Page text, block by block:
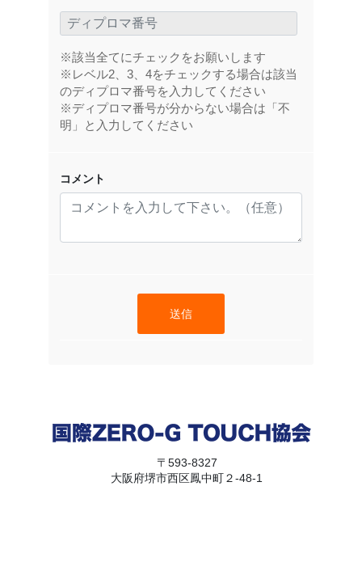
※該当全てにチェックをお願いします
※レベル2、3、4をチェックする場合は該当
のディプロマ番号を入力してください
※ディプロマ番号が分からない場合は「不
明」と入力してください
コメント
送信
〒593-8327
大阪府堺市西区鳳中町２-48-1